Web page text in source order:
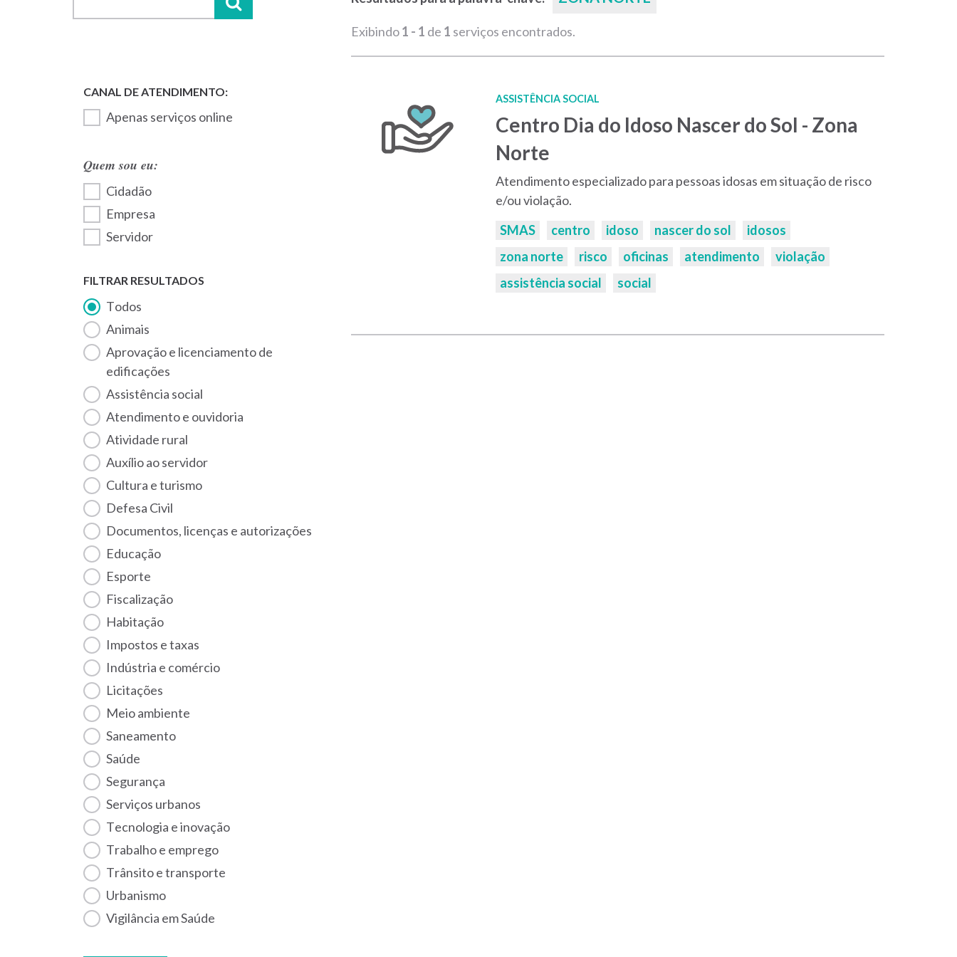
Apenas serviços online
Quem sou eu:
Cidadão
Empresa
Servidor
FILTRAR RESULTADOS
Todos
Animais
Aprovação e licenciamento de
edificações
Assistência social
Atendimento e ouvidoria
Atividade rural
Auxílio ao servidor
Cultura e turismo
Defesa Civil
Documentos, licenças e autorizações
Educação
Esporte
Fiscalização
habitação
Impostos e taxas
Indústria e comércio
Licitações
Meio ambiente
Saneamento
Saúde
Segurança
Serviços urbanos
Tecnologia e inovação
Trabalho e emprego
Trânsito e transporte
Urbanismo
Vigilância em Saúde
Exibindo1 - 1 de 1 serviços encontrados.
ASSISTÊNCIA SOCIAL
Centro Dia do Idoso Nascer do Sol - Zona
Norte
Atendimento especializado para pessoas idosas em situação de risco
e/ou violação.
Palavras-
SMAS centro idoso nascer do sol
idosos
zona norte
risco oficinas atendimento
violação
assistência social
social